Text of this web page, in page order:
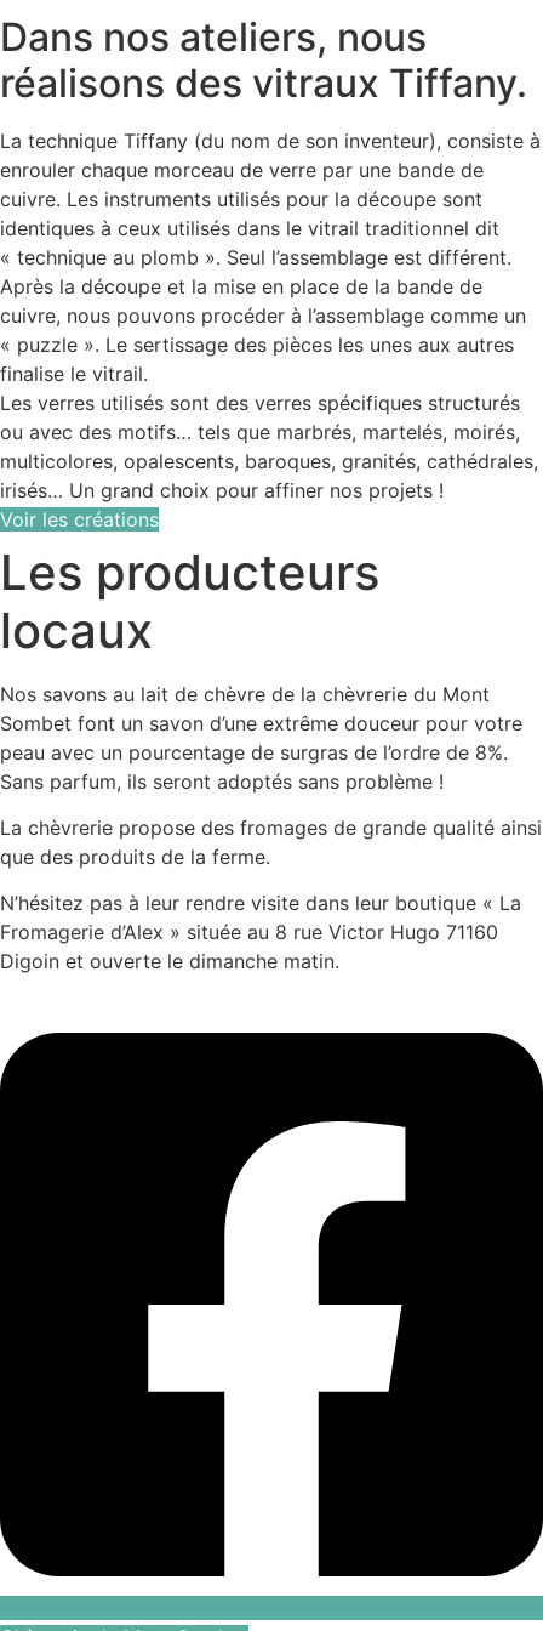
Dans nos ateliers, nous
réalisons des vitraux Tiffany.
La technique Tiffany (du nom de son inventeur), consiste à
enrouler chaque morceau de verre par une bande de
cuivre. Les instruments utilisés pour la découpe sont
identiques à ceux utilisés dans le vitrail traditionnel dit
« technique au plomb ». Seul l’assemblage est différent.
Après la découpe et la mise en place de la bande de
cuivre, nous pouvons procéder à l’assemblage comme un
« puzzle ». Le sertissage des pièces les unes aux autres
finalise le vitrail.
Les verres utilisés sont des verres spécifiques structurés
ou avec des motifs… tels que marbrés, martelés, moirés,
multicolores, opalescents, baroques, granités, cathédrales,
irisés… Un grand choix pour affiner nos projets !
Voir les créations
Les producteurs
locaux
Nos savons au lait de chèvre de la chèvrerie du Mont
Sombet font un savon d’une extrême douceur pour votre
peau avec un pourcentage de surgras de l’ordre de 8%.
Sans parfum, ils seront adoptés sans problème !
La chèvrerie propose des fromages de grande qualité ainsi
que des produits de la ferme.
N’hésitez pas à leur rendre visite dans leur boutique « La
Fromagerie d’Alex » située au 8 rue Victor Hugo 71160
Digoin et ouverte le dimanche matin.